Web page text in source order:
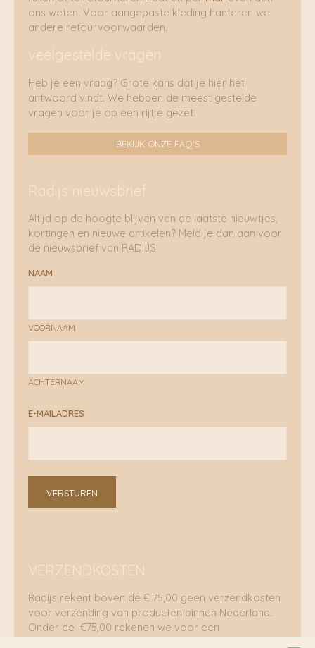
ons weten. Voor aangepaste kleding hanteren we
andere retourvoorwaarden.
veelgestelde vragen
Heb je een vraag? Grote kans dat je hier het
antwoord vindt. We hebben de meest gestelde
vragen voor je op een rijtje gezet.
BEKIJK ONZE FAQ'S
Radijs nieuwsbrief
Altijd op de hoogte blijven van de laatste nieuwtjes,
kortingen en nieuwe artikelen? Meld je dan aan voor
de nieuwsbrief van RADIJS!
NAAM
VOORNAAM
ACHTERNAAM
E-MAILADRES
VERSTUREN
VERZENDKOSTEN
Radijs rekent boven de € 75,00 geen verzendkosten
voor verzending van producten binnen Nederland.
Onder de €75,00 rekenen we voor een